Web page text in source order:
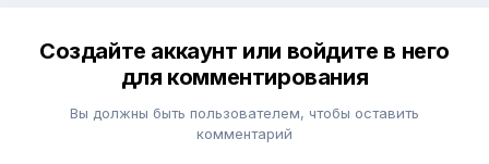
Создайте аккаунт или войдите в него
для комментирования
Вы должны быть пользователем, чтобы оставить
комментарий